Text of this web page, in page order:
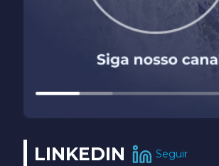
LINKEDIN Seguir